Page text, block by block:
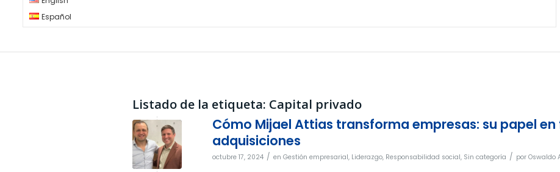
Español
Listado de la etiqueta: Capital privado
Cómo Mijael Attias transforma empresas: su papel en
adquisiciones
octubre 17, 2024 / en Gestión empresarial, Liderazgo, Responsabilidad social, Sin categoría / por Oswaldo